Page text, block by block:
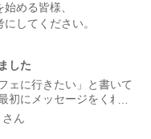
める皆様、
してください。
した
ェに行きたい」と書いて
初にメッセージをくれま
く中で、彼がよく行くら
も好きなお店だと分かっ
ん